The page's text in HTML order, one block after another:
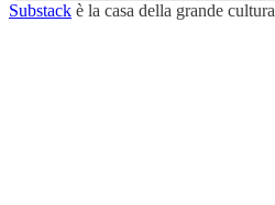
Substack è la casa della grande cultura